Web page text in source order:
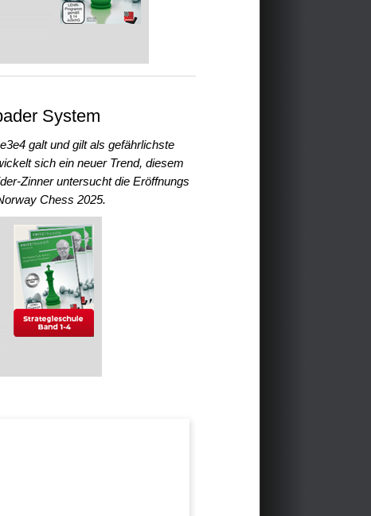
System
galt und gilt als gefährlichste
sich ein neuer Trend, diesem
Zinner untersucht die Eröffnungs
Chess 2025.